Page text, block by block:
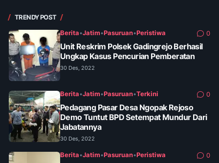
TRENDY POST
Berita•Jatim•Pasuruan•Peristiwa 0
Unit Reskrim Polsek Gadingrejo Berhasil
Ungkap Kasus Pencurian Pemberatan
30 Des, 2022
Berita•Jatim•Pasuruan•Terkini 0
Pedagang Pasar Desa Ngopak Rejoso
Demo Tuntut BPD Setempat Mundur Dari
Jabatannya
30 Des, 2022
Berita•Jatim•Pasuruan•Peristiwa 0